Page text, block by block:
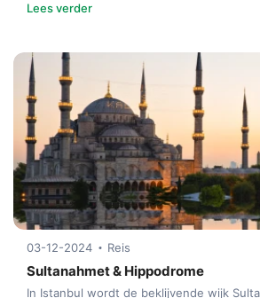
Lees verder
03-12-2024 Reis
Sultanahmet & Hippodrome
In Istanbul wordt de beklijvende wijk